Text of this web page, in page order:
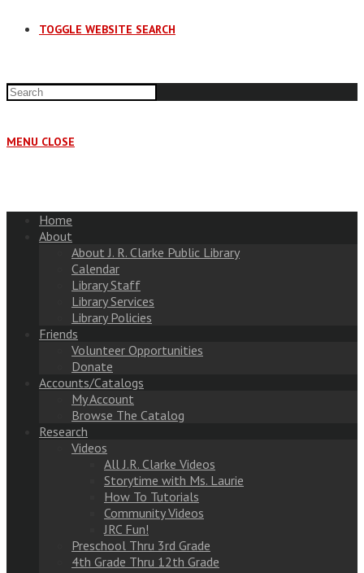
TOGGLE WEBSITE SEARCH
MENU CLOSE
Home
About
About J. R. Clarke Public Library
Calendar
Library Staff
Library Services
Library Policies
Friends
Volunteer Opportunities
Donate
Accounts/Catalogs
My Account
Browse The Catalog
Research
Videos
All J.R. Clarke Videos
Storytime with Ms. Laurie
How To Tutorials
Community Videos
JRC Fun!
Preschool Thru 3rd Grade
4th Grade Thru 12th Grade